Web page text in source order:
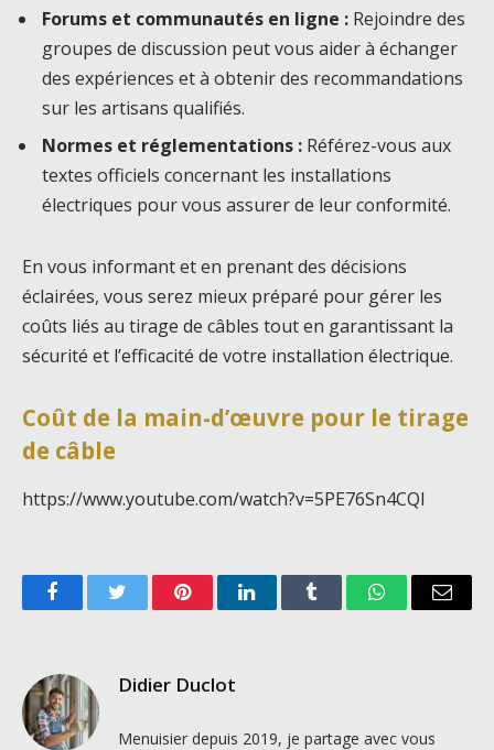
Forums et communautés en ligne : Rejoindre des
groupes de discussion peut vous aider à échanger
des expériences et à obtenir des recommandations
sur les artisans qualifiés.
Normes et réglementations : Référez-vous aux
textes officiels concernant les installations
électriques pour vous assurer de leur conformité.
En vous informant et en prenant des décisions
éclairées, vous serez mieux préparé pour gérer les
coûts liés au tirage de câbles tout en garantissant la
sécurité et l’efficacité de votre installation électrique.
Coût de la main-d’œuvre pour le tirage
de câble
https://www.youtube.com/watch?v=5PE76Sn4CQI
FacebookTwitter PinterestLinkedInTumblr WhatsAppEmail
Didier Duclot
Menuisier depuis 2019, je partage avec vous